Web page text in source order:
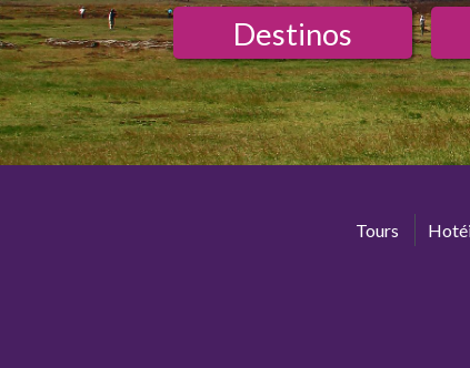
Destinos
Tours